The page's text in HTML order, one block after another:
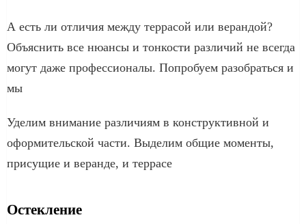
А есть ли отличия между террасой или верандой?
Объяснить все нюансы и тонкости различий не всегда
могут даже профессионалы. Попробуем разобраться и
мы
Уделим внимание различиям в конструктивной и
оформительской части. Выделим общие моменты,
присущие и веранде, и террасе
Остекление